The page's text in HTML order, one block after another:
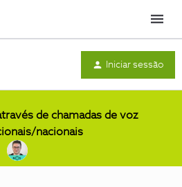
Menu
Iniciar sessão
de chamadas de voz
nacionais